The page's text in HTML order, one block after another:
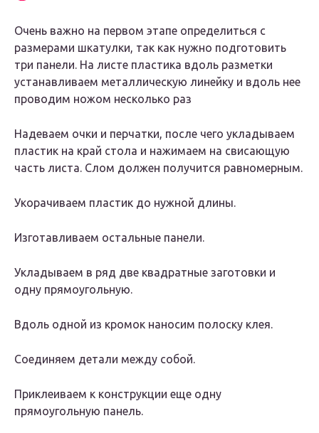
Очень важно на первом этапе определиться с
размерами шкатулки, так как нужно подготовить
три панели. На листе пластика вдоль разметки
устанавливаем металлическую линейку и вдоль нее
проводим ножом несколько раз
Надеваем очки и перчатки, после чего укладываем
пластик на край стола и нажимаем на свисающую
часть листа. Слом должен получится равномерным.
Укорачиваем пластик до нужной длины.
Изготавливаем остальные панели.
Укладываем в ряд две квадратные заготовки и
одну прямоугольную.
Вдоль одной из кромок наносим полоску клея.
Соединяем детали между собой.
Приклеиваем к конструкции еще одну
прямоугольную панель.